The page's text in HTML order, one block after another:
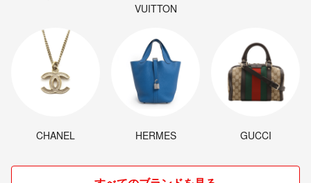
VUITTON
CHANEL HERMES GUCCI